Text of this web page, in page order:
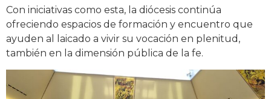
Con iniciativas como esta, la diócesis continúa
ofreciendo espacios de formación y encuentro que
ayuden al laicado a vivir su vocación en plenitud,
también en la dimensión pública de la fe.